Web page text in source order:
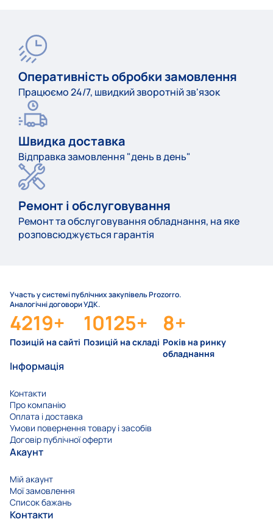
Оперативність обробки замовлення
Працюємо 24/7, швидкий зворотній зв'язок
Швидка доставка
Відправка замовлення "день в день"
Ремонт і обслуговування
Ремонт та обслуговування обладнання, на яке
розповсюджується гарантія
Участь у системі публічних закупівель Prozorro.
Аналогічні договори УДК.
8+
Років на ринку
обладнання
10125+
Позицій на складі
4219+
Позицій на сайті
Інформація
Контакти
Про компанію
Оплата і доставка
Умови повернення товару і засобів
Договір публічної оферти
Акаунт
Мій акаунт
Мої замовлення
Список бажань
Контакти